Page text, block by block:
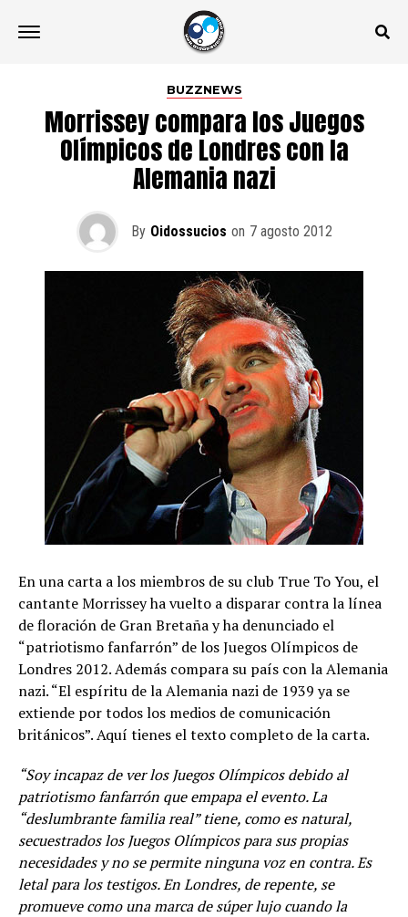
BUZZNEWS
Morrissey compara los Juegos
Olímpicos de Londres con la
Alemania nazi
By Oidossucios on 7 agosto 2012
En una carta a los miembros de su club True To You, el
cantante Morrissey ha vuelto a disparar contra la línea
de floración de Gran Bretaña y ha denunciado el
“patriotismo fanfarrón” de los Juegos Olímpicos de
Londres 2012. Además compara su país con la Alemania
nazi. “El espíritu de la Alemania nazi de 1939 ya se
extiende por todos los medios de comunicación
británicos”. Aquí tienes el texto completo de la carta.
“Soy incapaz de ver los Juegos Olímpicos debido al
patriotismo fanfarrón que empapa el evento. La
“deslumbrante familia real” tiene, como es natural,
secuestrados los Juegos Olímpicos para sus propias
necesidades y no se permite ninguna voz en contra. Es
letal para los testigos. En Londres, de repente, se
promueve como una marca de súper lujo cuando la